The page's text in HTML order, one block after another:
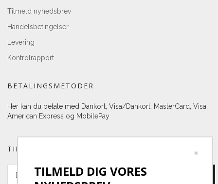
×
TILMELD DIG VORES
Tilmeld nyhedsbrev
Handelsbetingelser
Levering
Kontrolrapport
BETALINGSMETODER
Her kan du betale med Dankort, Visa/Dankort, MasterCard, Visa,
American Express og MobilePay
TILMELD DIG VORES NYHEDSBREV